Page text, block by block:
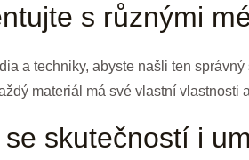
s různými
a techniky, abyste našli ten
materiál má své vlastní vlastnosti
skutečností i